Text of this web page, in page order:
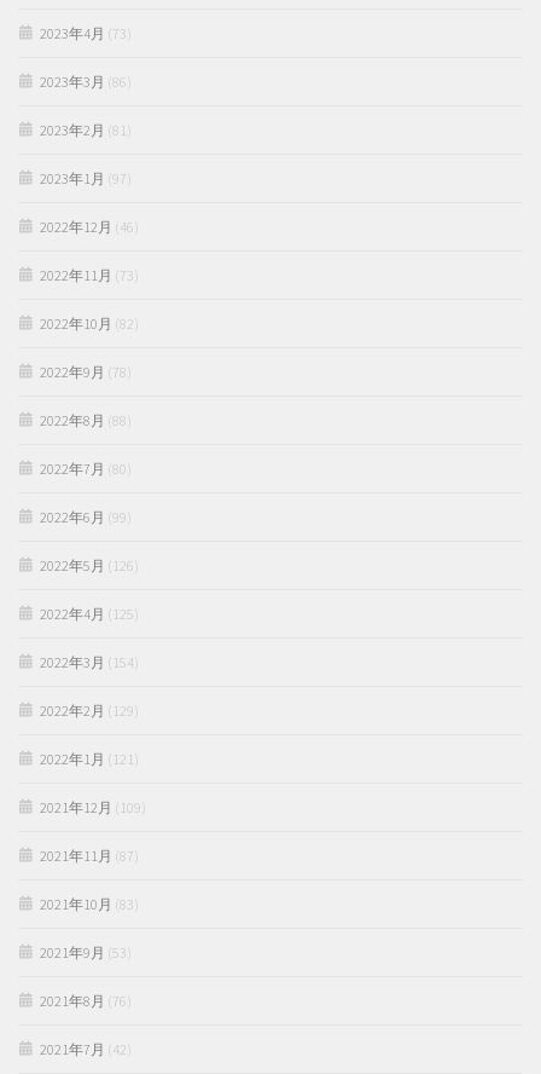
2023年4月 (73)
2023年3月 (86)
2023年2月 (81)
2023年1月 (97)
2022年12月 (46)
2022年11月 (73)
2022年10月 (82)
2022年9月 (78)
2022年8月 (88)
2022年7月 (80)
2022年6月 (99)
2022年5月 (126)
2022年4月 (125)
2022年3月 (154)
2022年2月 (129)
2022年1月 (121)
2021年12月 (109)
2021年11月 (87)
2021年10月 (83)
2021年9月 (53)
2021年8月 (76)
2021年7月 (42)